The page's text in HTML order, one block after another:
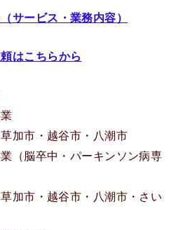
サービス・業務内容）
はこちらから
加市・越谷市・八潮市
（脳卒中・パーキンソン病専
加市・越谷市・八潮市・さい